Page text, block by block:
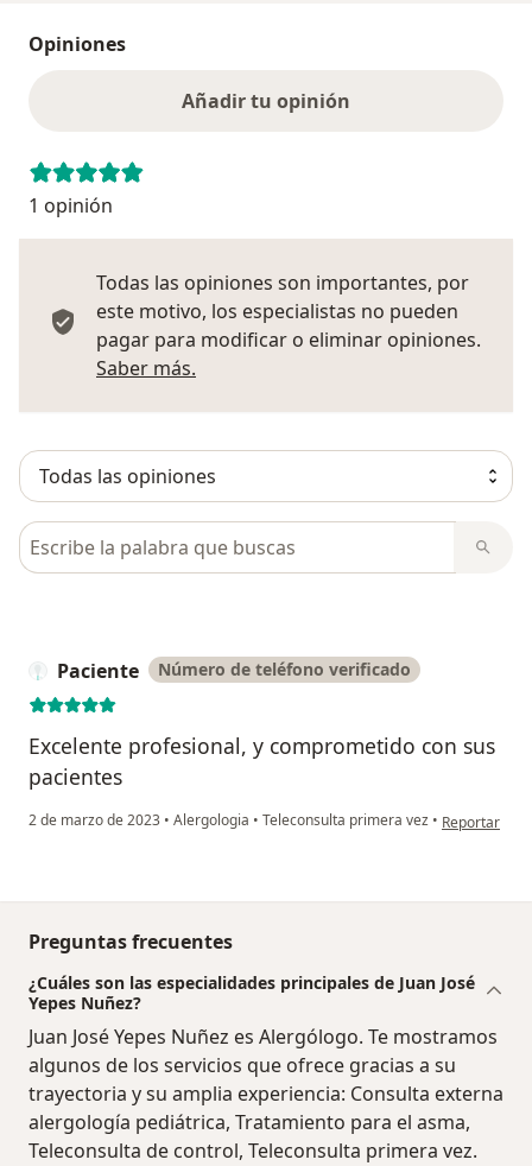
Opiniones
Añadir tu opinión
1 opinión
Todas las opiniones son importantes, por
este motivo, los especialistas no pueden
pagar para modificar o eliminar opiniones.
Saber más.
Busca en opiniones
Paciente Número de teléfono verificado
Excelente profesional, y comprometido con sus
pacientes
2 de marzo de 2023 • Alergologia • Teleconsulta primera vez • en opinión
Reportar
Preguntas frecuentes
¿Cuáles son las especialidades principales de Juan José
Yepes Nuñez?
Juan José Yepes Nuñez es Alergólogo. Te mostramos
algunos de los servicios que ofrece gracias a su
trayectoria y su amplia experiencia: Consulta externa
alergología pediátrica, Tratamiento para el asma,
Teleconsulta de control, Teleconsulta primera vez.